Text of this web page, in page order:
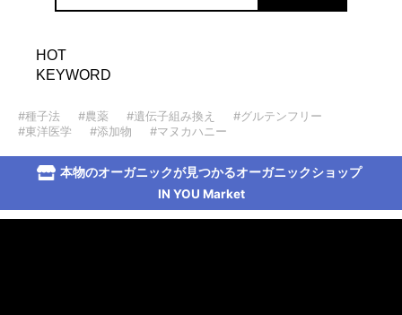
HOT
KEYWORD
#種子法 #農薬 #遺伝子組み換え
#グルテンフリー
#東洋医学
#添加物 #マヌカハニー
本物のオーガニックが見つかるオーガニックショップ
IN YOU Market